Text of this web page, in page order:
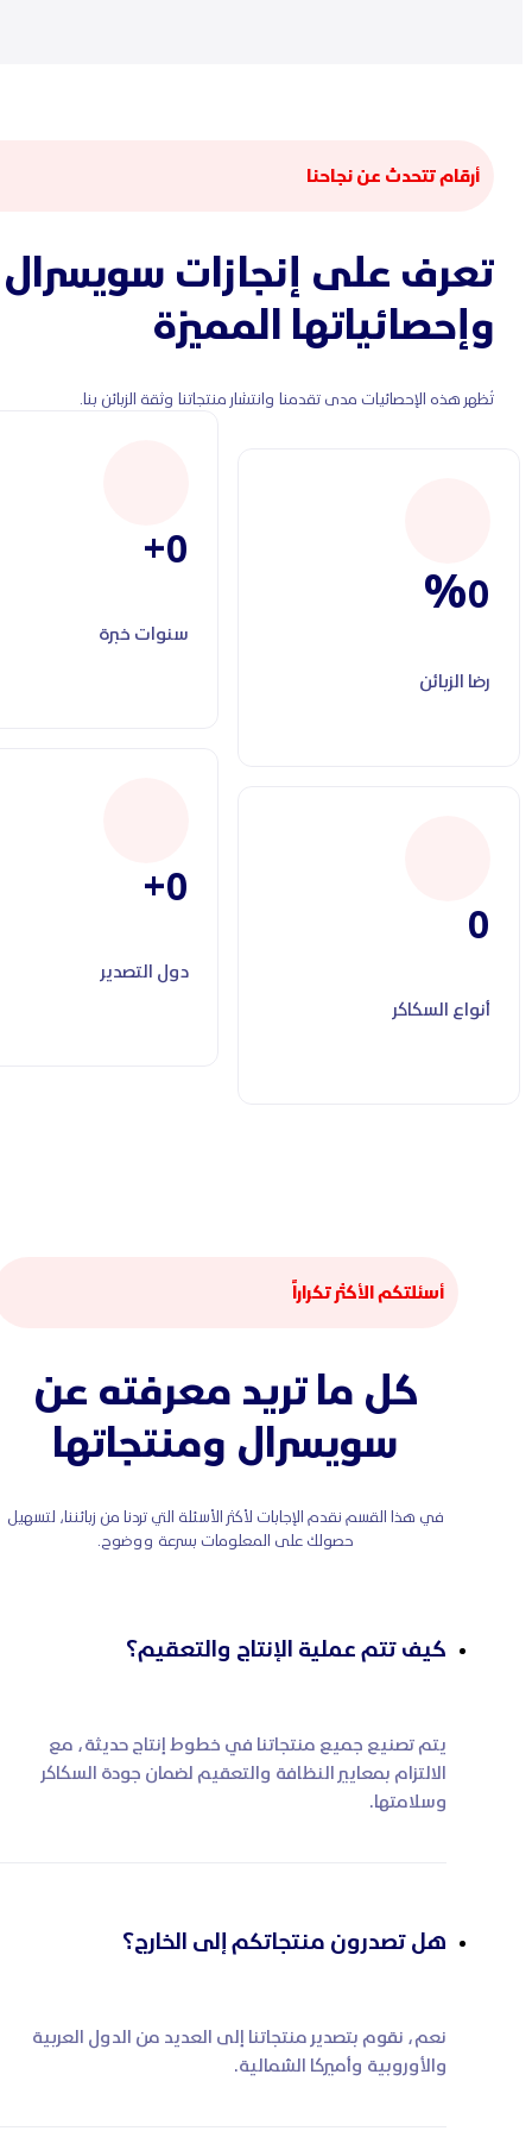
أرقام تتحدث عن نجاحنا
تعرف على إنجازات سويسرال
وإحصائياتها المميزة
تُظهر هذه الإحصائيات مدى تقدمنا وانتشار منتجاتنا وثقة الزبائن بنا.
%0
رضا الزبائن
0
+
سنوات خبرة
0
أنواع السكاكر
0
+
دول التصدير
أسئلتكم الأكثر تكراراً
كل ما تريد معرفته عن
سويسرال ومنتجاتها
في هذا القسم نقدم الإجابات لأكثر الأسئلة التي تردنا من زبائننا، لتسهيل
حصولك على المعلومات بسرعة ووضوح.
كيف تتم عملية الإنتاج والتعقيم؟
يتم تصنيع جميع منتجاتنا في خطوط إنتاج حديثة، مع
الالتزام بمعايير النظافة والتعقيم لضمان جودة السكاكر
وسلامتها.
هل تصدرون منتجاتكم إلى الخارج؟
نعم، نقوم بتصدير منتجاتنا إلى العديد من الدول العربية
والأوروبية وأميركا الشمالية.